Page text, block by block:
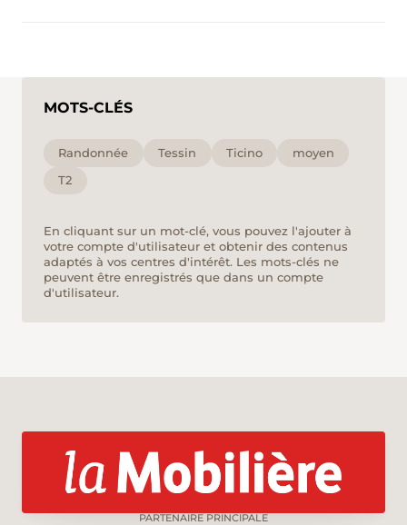
MOTS-CLÉS
Randonnée Tessin Ticino
moyen
T2
En cliquant sur un mot-clé, vous pouvez l'ajouter à
votre compte d'utilisateur et obtenir des contenus
adaptés à vos centres d'intérêt. Les mots-clés ne
peuvent être enregistrés que dans un compte
d'utilisateur.
PARTENAIRE PRINCIPALE